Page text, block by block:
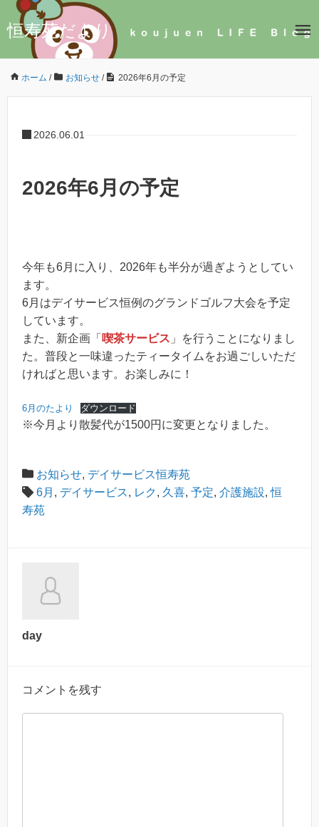
恒寿苑だより
ホーム / お知らせ / 2026年6月の予定
2026.06.01
2026年6月の予定
今年も6月に入り、2026年も半分が過ぎようとしてい
ます。
6月はデイサービス恒例のグランドゴルフ大会を予定
しています。
また、新企画「 喫茶サービス 」を行うことになりまし
た。普段と一味違ったティータイムをお過ごしいただ
ければと思います。お楽しみに！
6月のたより ダウンロード
※今月より散髪代が1500円に変更となりました。
お知らせ, デイサービス恒寿苑
6月 , デイサービス, レク, 久喜, 予定, 介護施設,恒
寿苑
day
コメントを残す